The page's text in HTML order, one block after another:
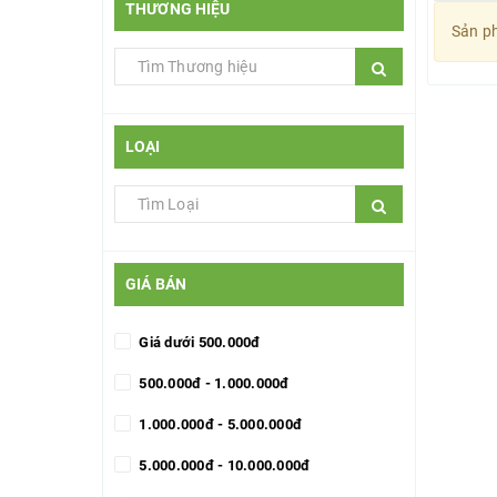
THƯƠNG HIỆU
LOẠI
GIÁ BÁN
Giá dưới 500.000đ
500.000đ - 1.000.000đ
1.000.000đ - 5.000.000đ
5.000.000đ - 10.000.000đ
Sản